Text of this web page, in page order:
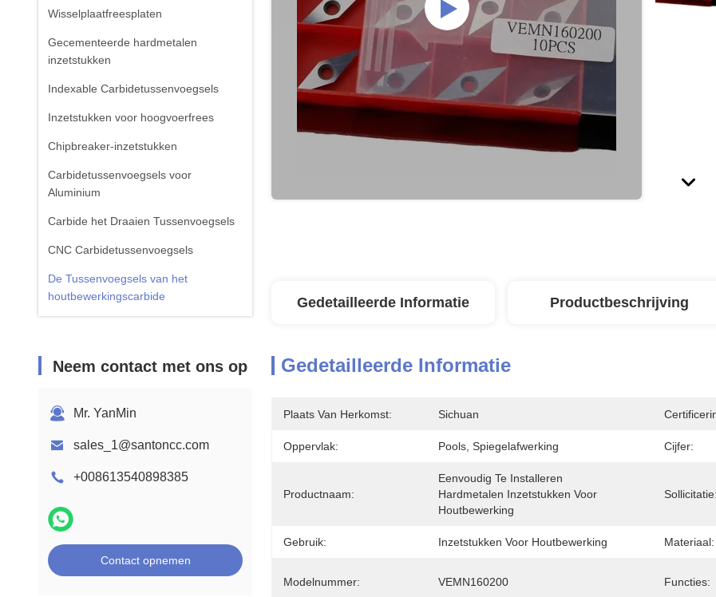
Wisselplaatfreesplaten
Gecementeerde hardmetalen
inzetstukken
Indexable Carbidetussenvoegsels
Inzetstukken voor hoogvoerfrees
Chipbreaker-inzetstukken
Carbidetussenvoegsels voor
Aluminium
Carbide het Draaien Tussenvoegsels
CNC Carbidetussenvoegsels
De Tussenvoegsels van het
houtbewerkingscarbide
Neem contact met ons op
Mr. YanMin
sales_1@santoncc.com
+008613540898385
Contact opnemen
Gedetailleerde Informatie Productbeschrijving
Gedetailleerde Informatie
Plaats Van Herkomst: Sichuan
Oppervlak: Pools, Spiegelafwerking Cijfer:
Productnaam:
Eenvoudig Te Installeren
Hardmetalen Inzetstukken Voor
Houtbewerking
Sollicitatie:
Gebruik: Inzetstukken Voor Houtbewerking Materiaal:
Modelnummer: VEMN160200 Functies: